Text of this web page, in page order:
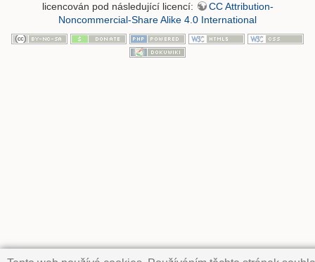
licencován pod následující licencí:
CC Attribution-
Noncommercial-Share Alike 4.0 International